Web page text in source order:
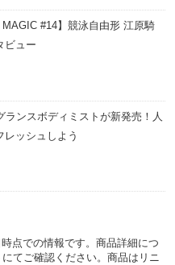
MAGIC #14】競泳自由形 江原騎
ビュー
ランスボディミストが新発売！人
レッシュしよう
点での情報です。商品詳細につ
てご確認ください。商品はリニ